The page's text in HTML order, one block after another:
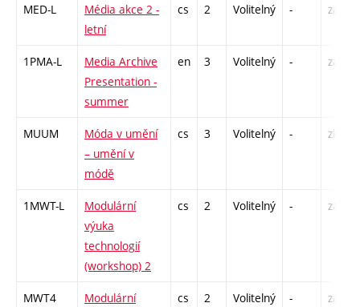
MED-L
Média akce 2 -
letní
cs 2 Volitelný - zá
1PMA-L
Media Archive
Presentation -
summer
en 3 Volitelný - zá
MUUM
Móda v umění
– umění v
módě
cs 3 Volitelný - zk
1MWT-L
Modulární
výuka
technologií
(workshop) 2
cs 2 Volitelný - zá
MWT4
Modulární
cs 2 Volitelný - zá